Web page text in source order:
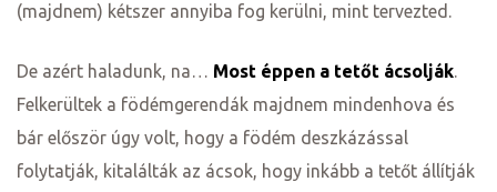
(majdnem) kétszer annyiba fog kerülni, mint tervezted.
De azért haladunk, na… Most éppen a tetőt ácsolják.
Felkerültek a födémgerendák majdnem mindenhova és
bár először úgy volt, hogy a födém deszkázással
folytatják, kitalálták az ácsok, hogy inkább a tetőt állítják